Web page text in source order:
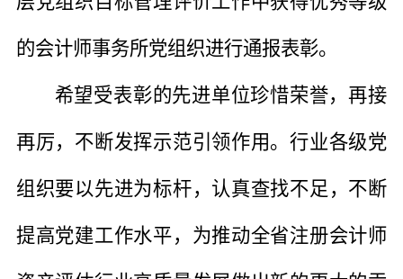
的会计师事务所党组织进行通报表彰。
希望受表彰的先进单位珍惜荣誉，再接
再厉，不断发挥示范引领作用。行业各级党
组织要以先进为标杆，认真查找不足，不断
提高党建工作水平，为推动全省注册会计师